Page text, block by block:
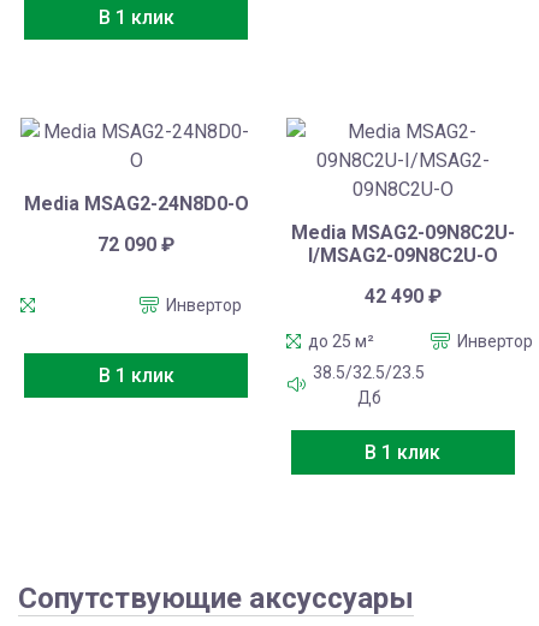
В 1 клик
Media MSAG2-24N8D0-O
72 090₽
Инвертор
В 1 клик
Media MSAG2-09N8C2U-
I/MSAG2-09N8C2U-O
42 490 ₽
до 25 м²
Инвертор
38.5/32.5/23.5
Дб
В 1 клик
Сопутствующие аксуссуары